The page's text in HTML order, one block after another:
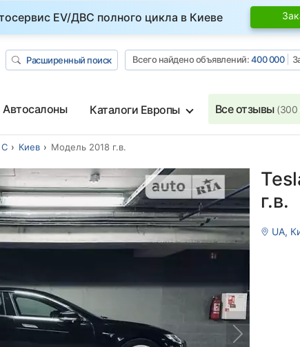
EV/ДВС полного цикла в Киеве
Расширенный поиск Всего найдено объявлений:400 000
Автосалоны Каталоги Европы Все отзывы (300
С Киев Модель 2018 г.в.
г.в.
UA,